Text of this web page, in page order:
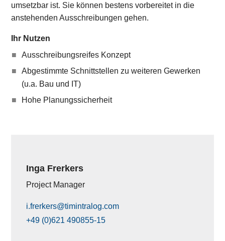
umsetzbar ist. Sie können bestens vorbereitet in die
anstehenden Ausschreibungen gehen.
Ihr Nutzen
Ausschreibungsreifes Konzept
Abgestimmte Schnittstellen zu weiteren Gewerken
(u.a. Bau und IT)
Hohe Planungssicherheit
Inga Frerkers
Project Manager
i.frerkers@timintralog.com
+49 (0)621 490855-15